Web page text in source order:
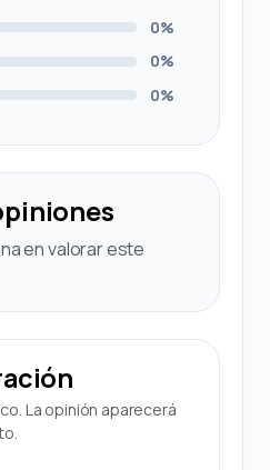
0%
0%
0%
en valorar este
La opinión aparecerá